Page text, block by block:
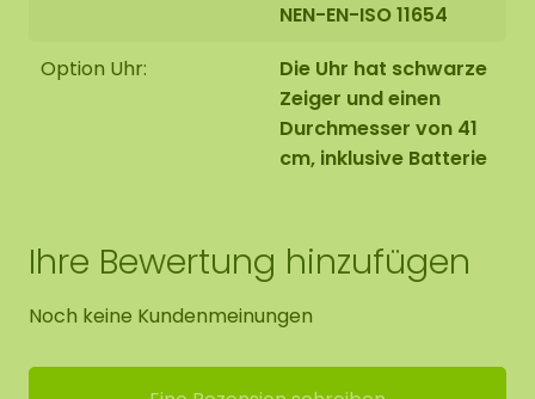
NEN-EN-ISO 11654
Option Uhr:
Die Uhr hat schwarze
Zeiger und einen
Durchmesser von 41
cm, inklusive Batterie
Ihre Bewertung hinzufügen
Noch keine Kundenmeinungen